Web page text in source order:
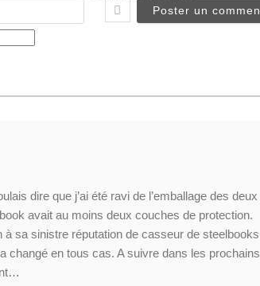
dire que j’ai été ravi de l’emballage des deux
avait au moins deux couches de protection.
sa sinistre réputation de casseur de steelbooks
changé en tous cas. A suivre dans les prochains